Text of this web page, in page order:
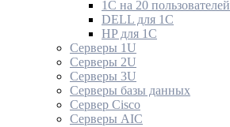
1С на 20 пользователей
DELL для 1С
HP для 1С
Серверы 1U
Серверы 2U
Серверы 3U
Серверы базы данных
Сервер Cisco
Серверы AIC